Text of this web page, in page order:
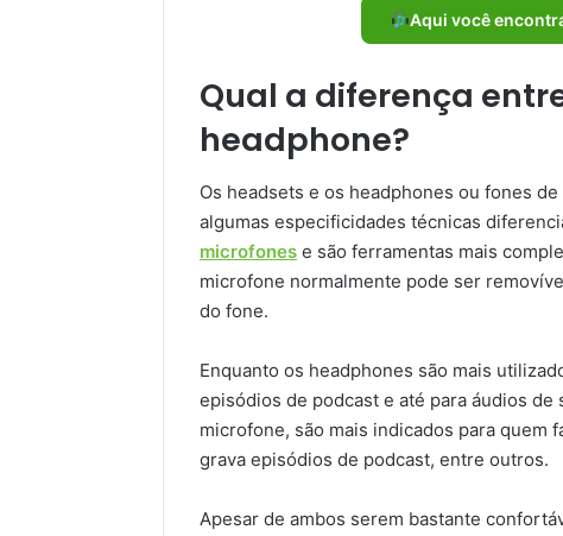
Aqui você
Qual a diferença
headphone?
Os headsets e os headphones ou fones
algumas especificidades técnicas
microfones e são ferramentas mais
microfone normalmente pode ser
do fone.
Enquanto os headphones são mais
episódios de podcast e até para áudios
microfone, são mais indicados para quem
grava episódios de podcast, entre outros.
Apesar de ambos serem bastante